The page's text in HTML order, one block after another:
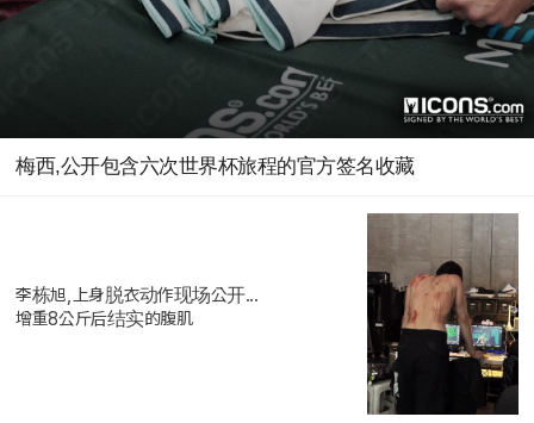
梅西,公开包含六次世界杯旅程的官方签名收藏
李栋旭,上身脱衣动作现场公开...
增重8公斤后结实的腹肌